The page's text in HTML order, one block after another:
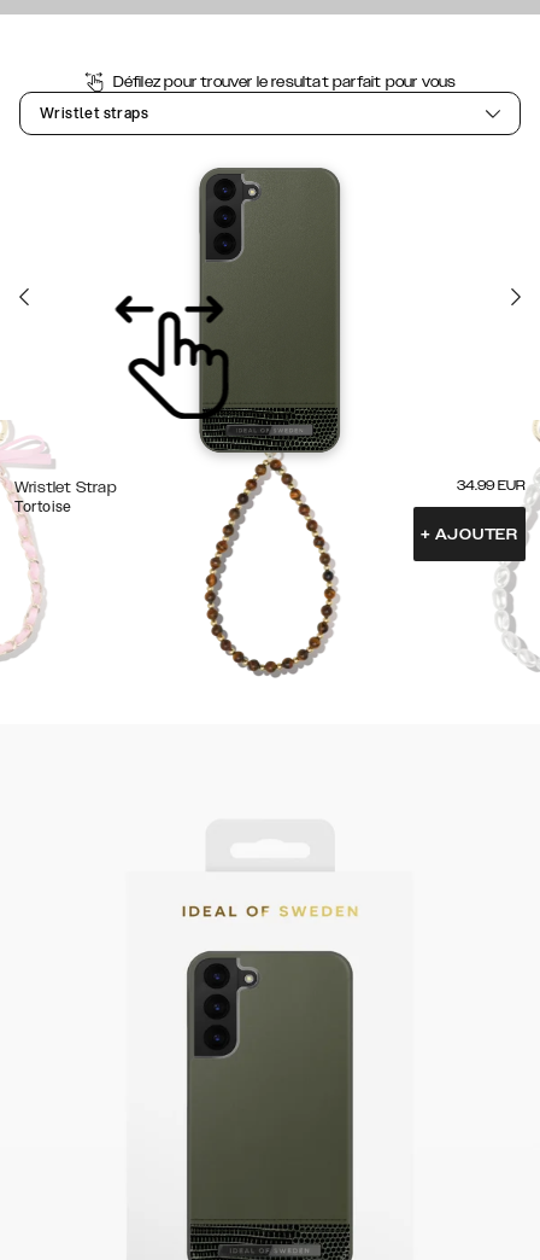
Défilez pour trouver le resultat parfait pour vous
Wristlet straps
Wristlet Strap
Tortoise
34.99 EUR
+ AJOUTER